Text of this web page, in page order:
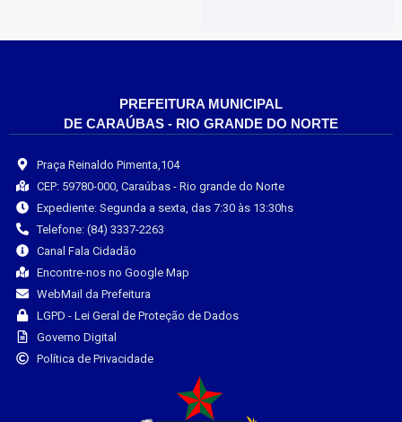
PREFEITURA MUNICIPAL
DE CARAÚBAS - RIO GRANDE DO NORTE
Praça Reinaldo Pimenta,104
CEP: 59780-000, Caraúbas - Rio grande do Norte
Expediente: Segunda a sexta, das 7:30 às 13:30hs
Telefone: (84) 3337-2263
Canal Fala Cidadão
Encontre-nos no Google Map
WebMail da Prefeitura
LGPD - Lei Geral de Proteção de Dados
Governo Digital
Política de Privacidade